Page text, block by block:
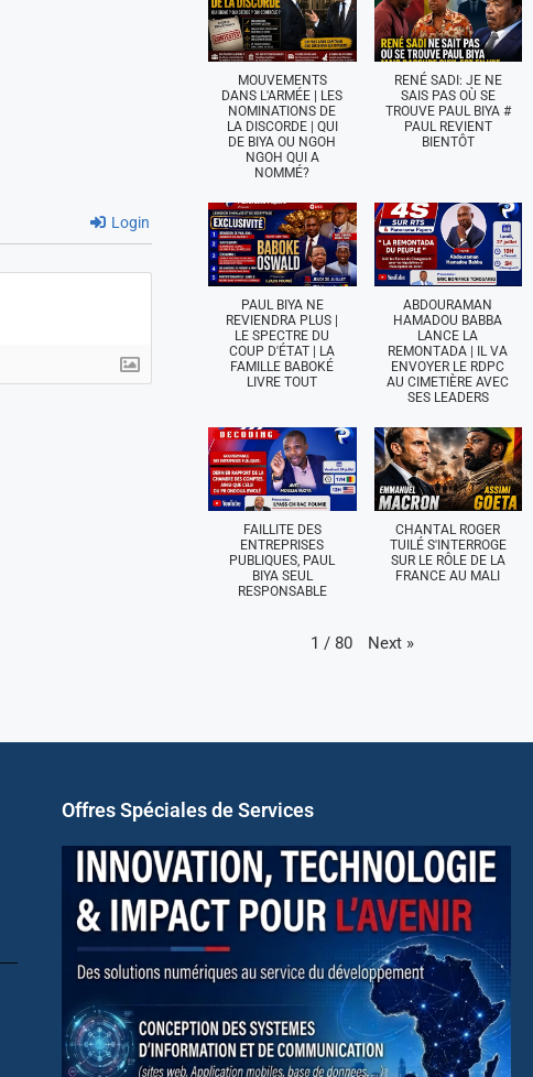
Login
MOUVEMENTS
DANS L'ARMÉE | LES
NOMINATIONS DE
LA DISCORDE | QUI
DE BIYA OU NGOH
NGOH QUI A
NOMMÉ?
RENÉ SADI: JE NE
SAIS PAS OÙ SE
TROUVE PAUL BIYA #
PAUL REVIENT
BIENTÔT
PAUL BIYA NE
REVIENDRA PLUS |
LE SPECTRE DU
COUP D'ÉTAT | LA
FAMILLE BABOKÉ
LIVRE TOUT
ABDOURAMAN
HAMADOU BABBA
LANCE LA
REMONTADA | IL VA
ENVOYER LE RDPC
AU CIMETIÈRE AVEC
SES LEADERS
FAILLITE DES
ENTREPRISES
PUBLIQUES, PAUL
BIYA SEUL
RESPONSABLE
CHANTAL ROGER
TUILÉ S'INTERROGE
SUR LE RÔLE DE LA
FRANCE AU MALI
1 / 80 Next »
Offres Spéciales de Services